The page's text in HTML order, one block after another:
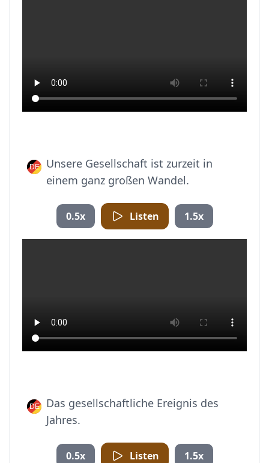
Unsere Gesellschaft ist zurzeit in
einem ganz großen Wandel.
0.5x Listen 1.5x
Das gesellschaftliche Ereignis des
Jahres.
0.5x Listen 1.5x